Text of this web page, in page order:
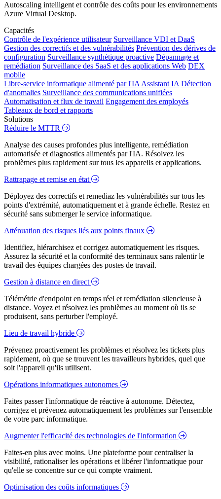
Autoscaling intelligent et contrôle des coûts pour les environnements
Azure Virtual Desktop.
Capacités
Contrôle de l'expérience utilisateur Surveillance VDI et DaaS
Gestion des correctifs et des vulnérabilités Prévention des dérives de
configuration Surveillance synthétique proactive Dépannage et
remédiation Surveillance des SaaS et des applications Web DEX
mobile
Libre-service informatique alimenté par l'IA Assistant IA Détection
d'anomalies Surveillance des communications unifiées
Automatisation et flux de travail Engagement des employés
Tableaux de bord et rapports
Solutions
Réduire le MTTR
Analyse des causes profondes plus intelligente, remédiation
automatisée et diagnostics alimentés par l'IA. Résolvez les
problèmes plus rapidement sur tous les appareils et applications.
Rattrapage et remise en état
Déployez des correctifs et remediaz les vulnérabilités sur tous les
points d'extrémité, automatiquement et à grande échelle. Restez en
sécurité sans submerger le service informatique.
Atténuation des risques liés aux points finaux
Identifiez, hiérarchisez et corrigez automatiquement les risques.
Assurez la sécurité et la conformité des terminaux sans ralentir le
travail des équipes chargées des postes de travail.
Gestion à distance en direct
Télémétrie d'endpoint en temps réel et remédiation silencieuse à
distance. Voyez et résolvez les problèmes au moment où ils se
produisent, sans perturber l'employé.
Lieu de travail hybride
Prévenez proactivement les problèmes et résolvez les tickets plus
rapidement, où que se trouvent les travailleurs hybrides, quel que
soit l'appareil qu'ils utilisent.
Opérations informatiques autonomes
Faites passer l'informatique de réactive à autonome. Détectez,
corrigez et prévenez automatiquement les problèmes sur l'ensemble
de votre parc informatique.
Augmenter l'efficacité des technologies de l'information
Faites-en plus avec moins. Une plateforme pour centraliser la
visibilité, rationaliser les opérations et libérer l'informatique pour
qu'elle se concentre sur ce qui compte vraiment.
Optimisation des coûts informatiques